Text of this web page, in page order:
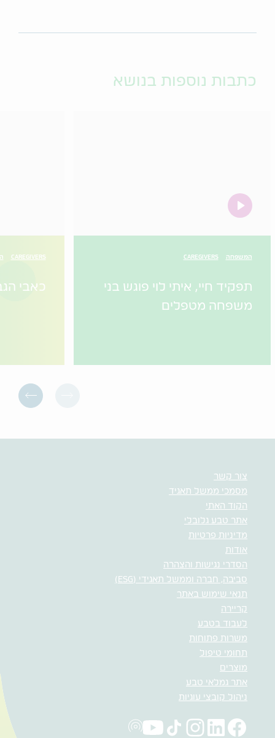
כתבות נוספות בנושא
video
המשפחה CAREGIVERS
תפקיד חיי, איתי לוי פוגש בני
משפחה מטפלים
CAREGIVERS
כאבי
צור קשר
מסמכי ממשל תאגיד
הקוד האתי
אתר טבע גלובלי
מדיניות פרטיות
אודות
הסדרי נגישות והצהרה
סביבה, חברה וממשל תאגידי (ESG)
תנאי שימוש באתר
קריירה
לעבוד בטבע
משרות פתוחות
תחומי טיפול
מוצרים
אתר גמלאי טבע
ניהול קובצי עוגיות